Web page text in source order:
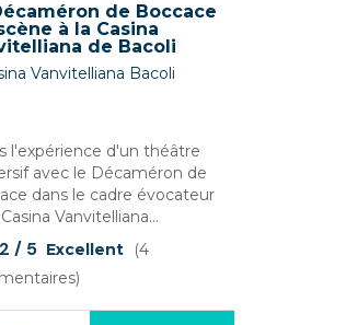
de Boccace
à la Casina
de Bacoli
Vanvitelliana Bacoli
l'expérience d'un théâtre
avec le Décaméron de
dans le cadre évocateur
Vanvitelliana...
/5 Excellent
(4